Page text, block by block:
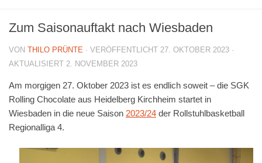
Zum Saisonauftakt nach Wiesbaden
VON THILO PRÜNTE · VERÖFFENTLICHT 27. OKTOBER 2023 ·
AKTUALISIERT 2. NOVEMBER 2023
Am morgigen 27. Oktober 2023 ist es endlich soweit – die SGK
Rolling Chocolate aus Heidelberg Kirchheim startet in
Wiesbaden in die neue Saison 2023/24 der Rollstuhlbasketball
Regionalliga 4.